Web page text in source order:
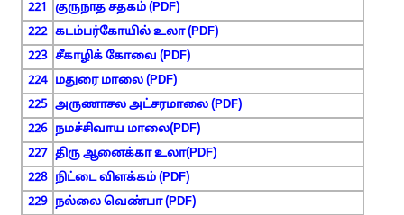
221
குருநாத சதகம் (PDF)
222 கடம்பர்கோயில் உலா (PDF)
223 சீகாழிக் கோவை (PDF)
224
மதுரை மாலை (PDF)
225 அருணாசல அட்சரமாலை (PDF)
226
நமச்சிவாய மாலை(PDF)
227 திரு ஆனைக்கா உலா(PDF)
228
நிட்டை விளக்கம் (PDF)
229
நல்லை வெண்பா (PDF)